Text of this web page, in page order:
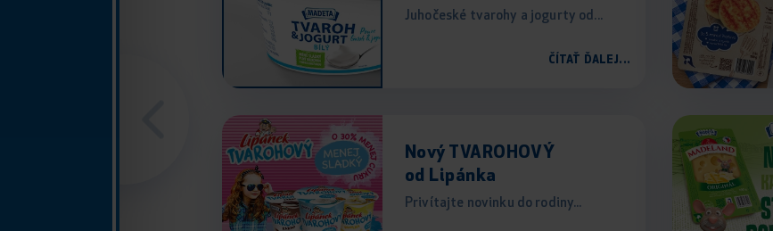
Juhočeské tvarohy a jogurty od...
ČÍTAŤ ĎALEJ...
Nový TVAROHOVÝ
od Lipánka
Privítajte novinku do rodiny...